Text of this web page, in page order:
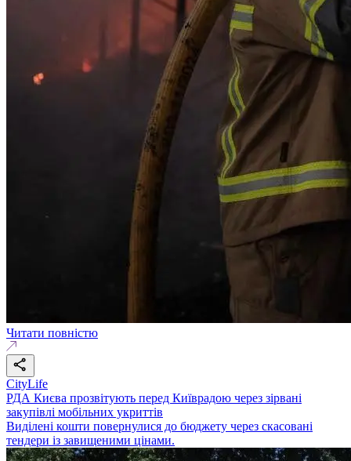
Читати повністю
CityLife
РДА Києва прозвітують перед Київрадою через зірвані
закупівлі мобільних укриттів
Виділені кошти повернулися до бюджету через скасовані
тендери із завищеними цінами.